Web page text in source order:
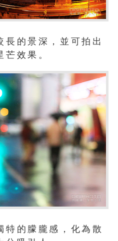
的景深，並可拍出
芒效果。
的朦朧感，化為散